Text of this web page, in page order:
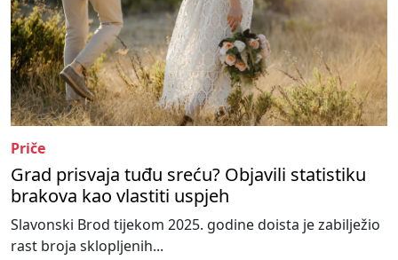
Priče
Grad prisvaja tuđu sreću? Objavili statistiku
brakova kao vlastiti uspjeh
Slavonski Brod tijekom 2025. godine doista je zabilježio
rast broja sklopljenih...